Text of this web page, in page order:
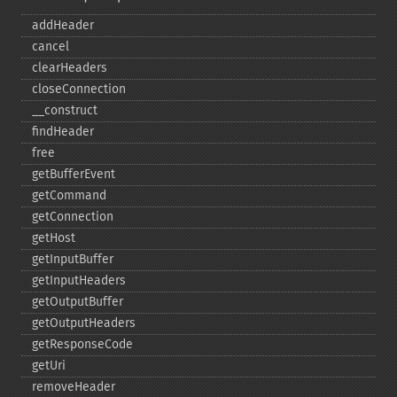
addHeader
cancel
clearHeaders
closeConnection
_​_​construct
findHeader
free
getBufferEvent
getCommand
getConnection
getHost
getInputBuffer
getInputHeaders
getOutputBuffer
getOutputHeaders
getResponseCode
getUri
removeHeader